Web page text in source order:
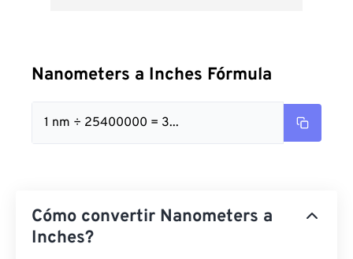
Nanometers a Inches Fórmula
1 nm ÷ 25400000 = 3...
Cómo convertir Nanometers a
Inches?